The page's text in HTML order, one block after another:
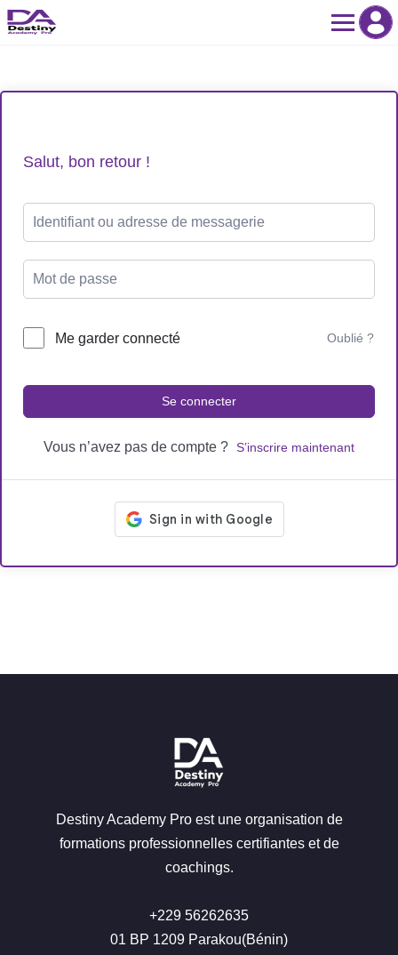
Skip
to
Salut, bon retour !
Me garder connecté Oublié ?
Se connecter
Vous n’avez pas de compte ? S’inscrire maintenant
Destiny Academy Pro est une organisation de
formations professionnelles certifiantes et de
coachings.
+229 56262635
01 BP 1209 Parakou(Bénin)